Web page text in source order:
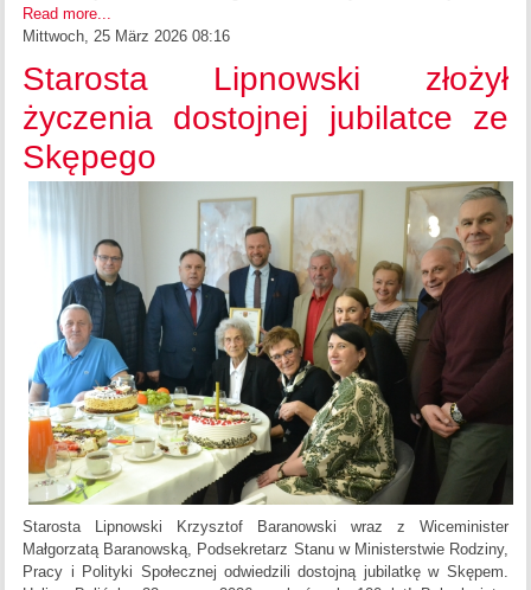
Read more...
Mittwoch, 25 März 2026 08:16
Starosta Lipnowski złożył
życzenia dostojnej jubilatce ze
Skępego
Starosta Lipnowski Krzysztof Baranowski wraz z Wiceminister
Małgorzatą Baranowską, Podsekretarz Stanu w Ministerstwie Rodziny,
Pracy i Polityki Społecznej odwiedzili dostojną jubilatkę w Skępem.